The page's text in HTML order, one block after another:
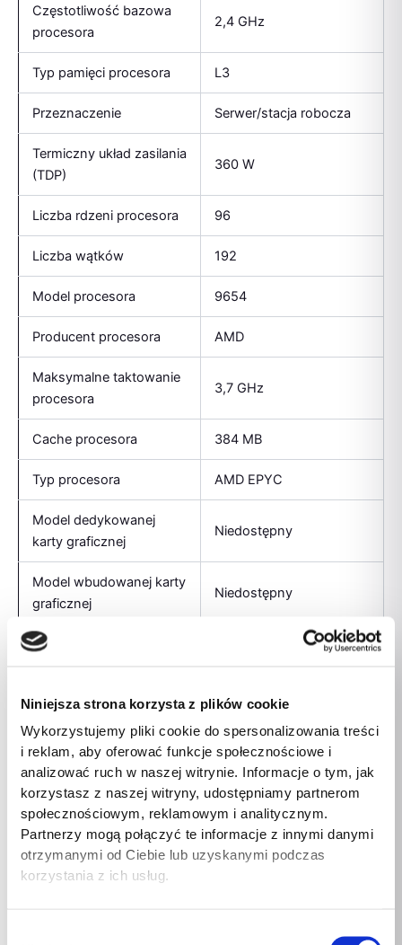
Niniejsza strona korzysta z plików cookie
Wykorzystujemy pliki cookie do spersonalizowania treści
i reklam, aby oferować funkcje społecznościowe i
analizować ruch w naszej witrynie. Informacje o tym, jak
korzystasz z naszej witryny, udostępniamy partnerom
społecznościowym, reklamowym i analitycznym.
Partnerzy mogą połączyć te informacje z innymi danymi
otrzymanymi od Ciebie lub uzyskanymi podczas
korzystania z ich usług.
Częstotliwość bazowa
procesora
2,4 GHz
Typ pamięci procesora L3
Przeznaczenie Serwer/stacja robocza
Termiczny układ zasilania
(TDP)
360 W
Liczba rdzeni procesora 96
Liczba wątków 192
Model procesora 9654
Producent procesora AMD
Maksymalne taktowanie
procesora
3,7 GHz
Cache procesora 384 MB
Typ procesora AMD EPYC
Model dedykowanej
karty graficznej
Niedostępny
Model wbudowanej karty
graficznej
Niedostępny
Dedykowana karta
Wbudowana karta
graficzna
Przepustowość pamięci 460,8 GB/s
Taktowanie zegara
pamięci wspierane przez
procesor
4800 MHz